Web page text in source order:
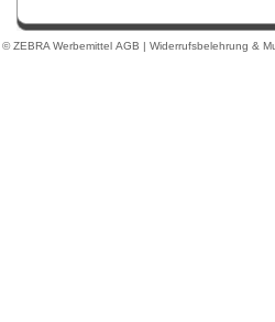
© ZEBRA Werbemittel AGB | Widerrufsbelehrung &